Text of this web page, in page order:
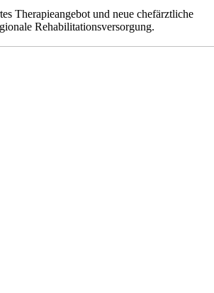
Therapieangebot und neue chefärztliche
Rehabilitationsversorgung.